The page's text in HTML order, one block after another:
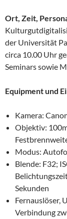
Ort, Zeit,
der Universität
circa 10.00 Uhr
Seminars sowie
Equipment und
Kamera:
Objektiv:
Modus:
Blende: F32;
Sekunden
Fernauslöser,
Verbindung